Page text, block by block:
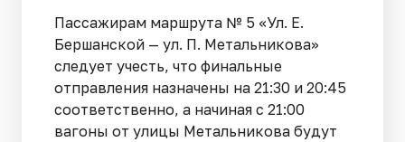
Пассажирам маршрута № 5 «Ул. Е.
Бершанской — ул. П. Метальникова»
следует учесть, что финальные
отправления назначены на 21:30 и 20:45
соответственно, а начиная с 21:00
вагоны от улицы Метальникова будут